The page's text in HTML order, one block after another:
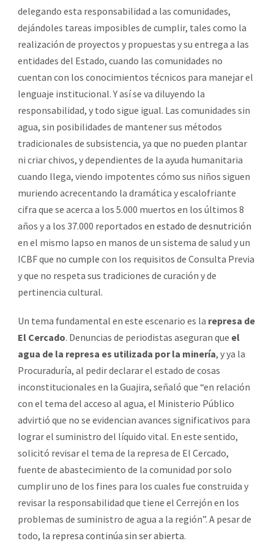
delegando esta responsabilidad a las comunidades,
dejándoles tareas imposibles de cumplir, tales como la
realización de proyectos y propuestas y su entrega a las
entidades del Estado, cuando las comunidades no
cuentan con los conocimientos técnicos para manejar el
lenguaje institucional. Y así se va diluyendo la
responsabilidad, y todo sigue igual. Las comunidades sin
agua, sin posibilidades de mantener sus métodos
tradicionales de subsistencia, ya que no pueden plantar
ni criar chivos, y dependientes de la ayuda humanitaria
cuando llega, viendo impotentes cómo sus niños siguen
muriendo acrecentando la dramática y escalofriante
cifra que se acerca a los 5.000 muertos en los últimos 8
años y a los 37.000 reportados en estado de desnutrición
en el mismo lapso en manos de un sistema de salud y un
ICBF que no cumple con los requisitos de Consulta Previa
y que no respeta sus tradiciones de curación y de
pertinencia cultural.
Un tema fundamental en este escenario es la represa de
El Cercado. Denuncias de periodistas aseguran que el
agua de la represa es utilizada por la minería, y ya la
Procuraduría, al pedir declarar el estado de cosas
inconstitucionales en la Guajira, señaló que “en relación
con el tema del acceso al agua, el Ministerio Público
advirtió que no se evidencian avances significativos para
lograr el suministro del líquido vital. En este sentido,
solicitó revisar el tema de la represa de El Cercado,
fuente de abastecimiento de la comunidad por solo
cumplir uno de los fines para los cuales fue construida y
revisar la responsabilidad que tiene el Cerrejón en los
problemas de suministro de agua a la región”. A pesar de
todo, la represa continúa sin ser abierta.